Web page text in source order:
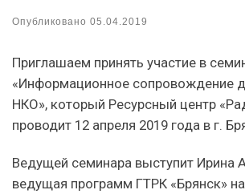
Опубликовано 05.04.2019
Приглашаем принять участие в
«Информационное сопровождение
НКО», который Ресурсный центр
проводит 12 апреля 2019 года в г.
Ведущей семинара выступит Ирина
ведущая программ ГТРК «Брянск»